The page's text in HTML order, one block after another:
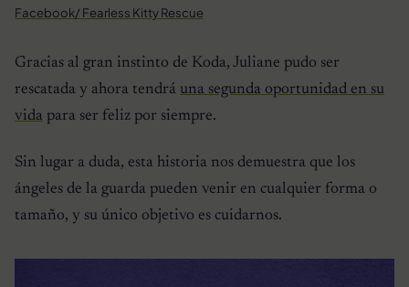
Facebook/ Fearless Kitty Rescue
Gracias al gran instinto de Koda, Juliane pudo ser
rescatada y ahora tendrá una segunda oportunidad en su
vida para ser feliz por siempre.
Sin lugar a duda, esta historia nos demuestra que los
ángeles de la guarda pueden venir en cualquier forma o
tamaño, y su único objetivo es cuidarnos.